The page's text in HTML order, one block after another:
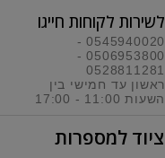
לשירות לקוחות חייגו​
0545940020 -
0506953800 -
0528811281
ראשון עד חמישי בין
השעות 11:00 - 17:00​
ציוד למספרות